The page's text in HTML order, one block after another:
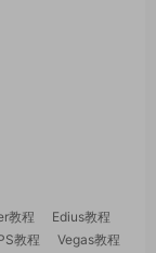
教程
Edius教程
教程
Vegas教程